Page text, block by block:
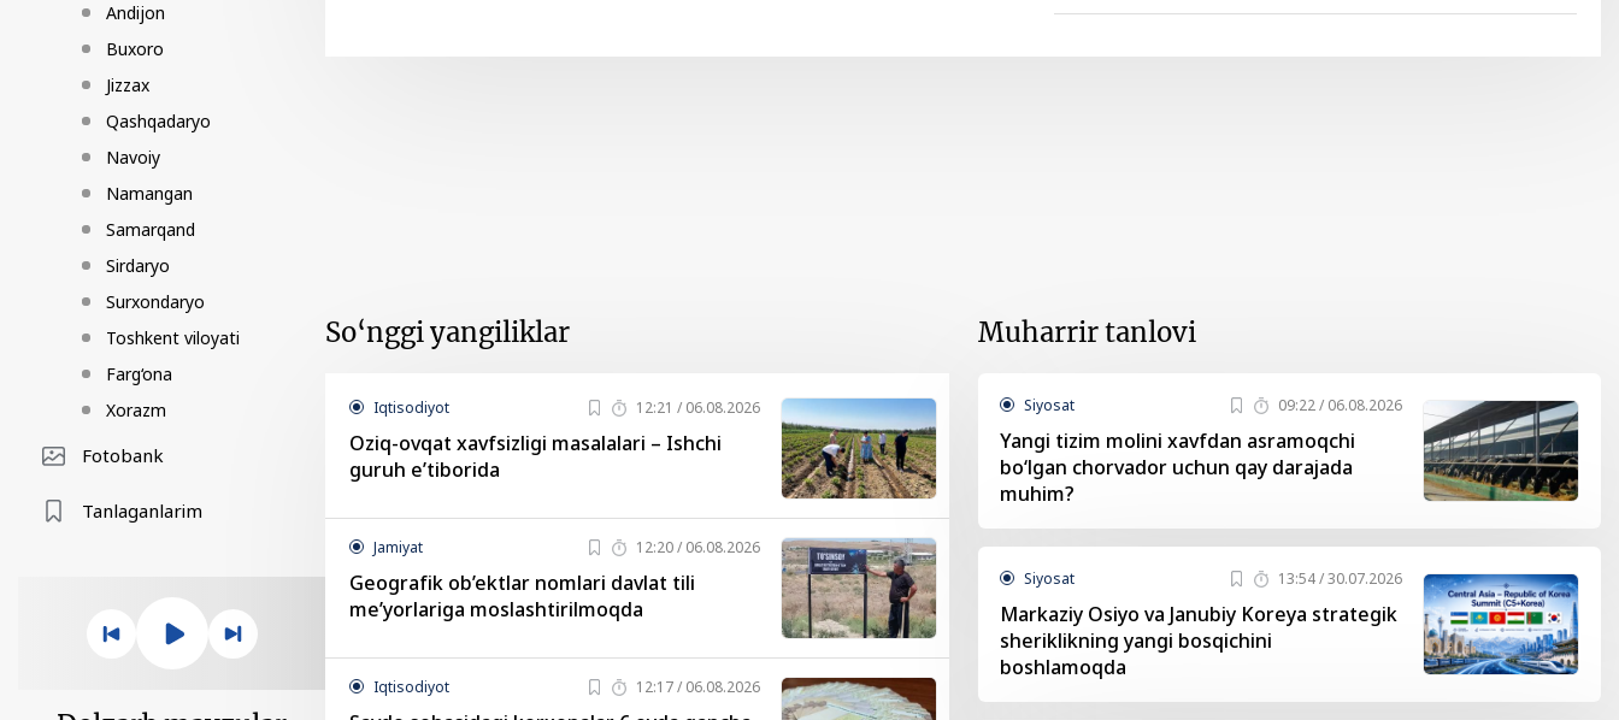
Andijon
Buxoro
Jizzax
Qashqadaryo
Navoiy
Namangan
Samarqand
Sirdaryo
Surxondaryo
Toshkent viloyati
Farg‘ona
Xorazm
Fotobank
Tanlaganlarim
So‘nggi yangiliklar
Iqtisodiyot 12:21 / 06.08.2026
Oziq-ovqat xavfsizligi masalalari – Ishchi
guruh e’tiborida
Jamiyat 12:20 / 06.08.2026
Geografik ob’ektlar nomlari davlat tili
me’yorlariga moslashtirilmoqda
Iqtisodiyot 12:17 / 06.08.2026
Muharrir tanlovi
Siyosat 09:22 / 06.08.2026
Yangi tizim molini xavfdan asramoqchi
bo‘lgan chorvador uchun qay darajada
muhim?
Siyosat 13:54 / 30.07.2026
Markaziy Osiyo va Janubiy Koreya strategik
sheriklikning yangi bosqichini
boshlamoqda